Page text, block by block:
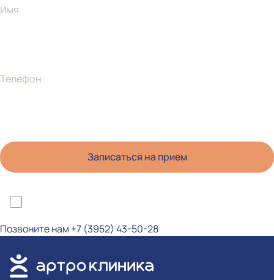
Имя
Телефон
Позвоните нам +7 (3952) 43-50-28